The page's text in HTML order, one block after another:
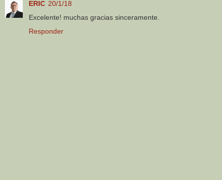
ERIC 20/1/18
Excelente! muchas gracias sinceramente.
Responder